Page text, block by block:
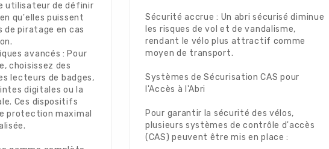
Sécurité accrue : Un abri sécurisé diminue
les risques de vol et de vandalisme,
rendant le vélo plus attractif comme
moyen de transport.
Systèmes de Sécurisation CAS pour
l'Accès à l'Abri
Pour garantir la sécurité des vélos,
plusieurs systèmes de contrôle d'accès
(CAS) peuvent être mis en place :
utilisateur de définir
qu'elles puissent
de piratage en cas
avancés : Pour
choisissez des
lecteurs de badges,
digitales ou la
Ces dispositifs
protection maximal